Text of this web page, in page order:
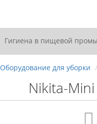
Гигиена в пищевой
Оборудование для уборки
Nikita-Mini